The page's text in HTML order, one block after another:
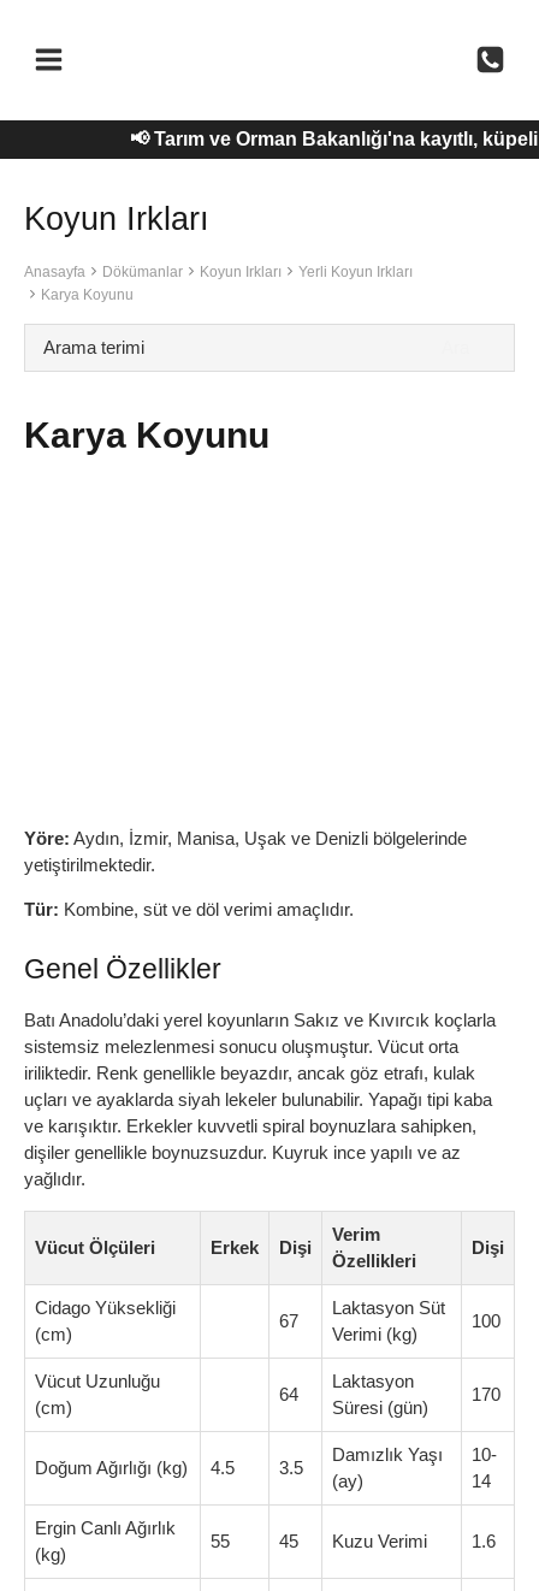
content
📢 Tarım ve Orman Bakanlığı'na kayıtlı,
Koyun Irkları
Anasayfa Dökümanlar Koyun Irkları
Yerli Koyun Irkları
Karya Koyunu
Karya Koyunu
Yöre: Aydın, İzmir, Manisa, Uşak ve Denizli bölgelerinde
yetiştirilmektedir.
Tür: Kombine, süt ve döl verimi amaçlıdır.
Genel Özellikler
Batı Anadolu’daki yerel koyunların Sakız ve Kıvırcık koçlarla
sistemsiz melezlenmesi sonucu oluşmuştur. Vücut orta
iriliktedir. Renk genellikle beyazdır, ancak göz etrafı, kulak
uçları ve ayaklarda siyah lekeler bulunabilir. Yapağı tipi kaba
ve karışıktır. Erkekler kuvvetli spiral boynuzlara sahipken,
dişiler genellikle boynuzsuzdur. Kuyruk ince yapılı ve az
yağlıdır.
Vücut Ölçüleri Erkek Dişi
Verim
Özellikleri
Dişi
Cidago Yüksekliği
(cm)
67
Laktasyon Süt
Verimi (kg)
100
Vücut Uzunluğu
(cm)
64
Laktasyon
Süresi (gün)
170
Doğum Ağırlığı (kg) 4.5 3.5
Damızlık Yaşı
(ay)
10-
14
Ergin Canlı Ağırlık
(kg)
55 45 Kuzu Verimi 1.6